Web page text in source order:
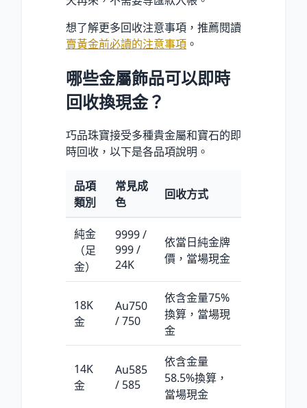
想了解更多回收注意事項，推薦閱讀
賣黃金前必讀的注意事項 。
哪些金屬飾品可以即時
回收換現金？
巧品珠寶接受多種貴金屬和寶石的即
時回收，以下是各品項說明。
品項
類別
常見成
色
回收方式
純金
（足
金）
9999 /
999 /
24K
依當日純金牌
價，當場現金
18K
金
Au750
/ 750
依含金量75%
換算，當場現
金
14K
金
Au585
/ 585
依含金量
58.5%換算，
當場現金